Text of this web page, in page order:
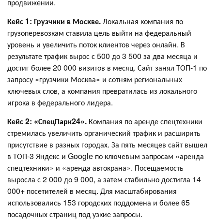
Кейс 1: Грузчики в Москве. Локальная компания по
грузоперевозкам ставила цель выйти на федеральный
уровень и увеличить поток клиентов через онлайн. В
результате трафик вырос с 500 до 3 500 за два месяца и
достиг более 20 000 визитов в месяц. Сайт занял ТОП-1 по
запросу «грузчики Москва» и сотням региональных
ключевых слов, а компания превратилась из локального
игрока в федерального лидера.
Кейс 2: «СпецПарк24». Компания по аренде спецтехники
стремилась увеличить органический трафик и расширить
присутствие в разных городах. За пять месяцев сайт вышел
в ТОП-3 Яндекс и Google по ключевым запросам «аренда
спецтехники» и «аренда автокрана». Посещаемость
выросла с 2 000 до 9 000, а затем стабильно достигла 14
000+ посетителей в месяц. Для масштабирования
использовались 153 городских поддомена и более 65
посадочных страниц под узкие запросы.